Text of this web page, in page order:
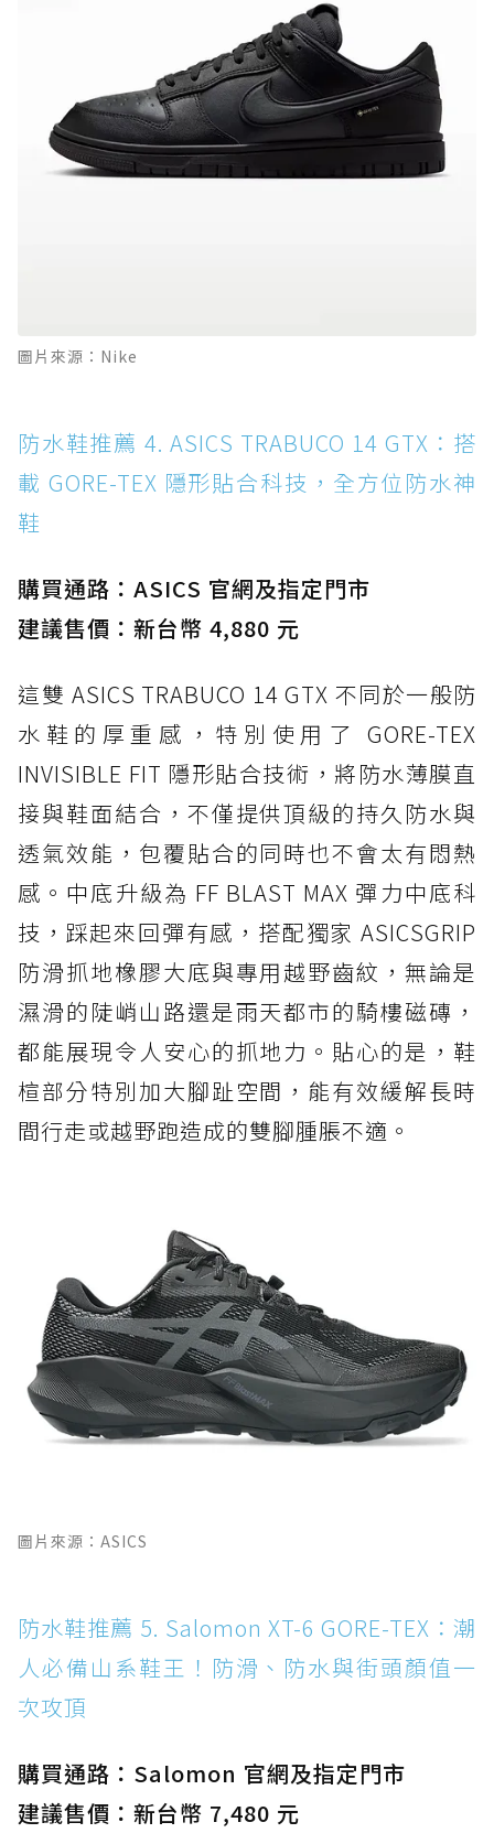
圖片來源：Nike
防水鞋推薦 4. ASICS TRABUCO 14 GTX：搭
載 GORE-TEX 隱形貼合科技，全方位防水神
鞋
購買通路：ASICS 官網及指定門市
建議售價：新台幣 4,880 元
這雙 ASICS TRABUCO 14 GTX 不同於一般防
水鞋的厚重感，特別使用了 GORE-TEX
INVISIBLE FIT 隱形貼合技術，將防水薄膜直
接與鞋面結合，不僅提供頂級的持久防水與
透氣效能，包覆貼合的同時也不會太有悶熱
感。中底升級為 FF BLAST MAX 彈力中底科
技，踩起來回彈有感，搭配獨家 ASICSGRIP
防滑抓地橡膠大底與專用越野齒紋，無論是
濕滑的陡峭山路還是雨天都市的騎樓磁磚，
都能展現令人安心的抓地力。貼心的是，鞋
楦部分特別加大腳趾空間，能有效緩解長時
間行走或越野跑造成的雙腳腫脹不適。
圖片來源：ASICS
防水鞋推薦 5. Salomon XT-6 GORE-TEX：潮
人必備山系鞋王！防滑、防水與街頭顏值一
次攻頂
購買通路：Salomon 官網及指定門市
建議售價：新台幣 7,480 元